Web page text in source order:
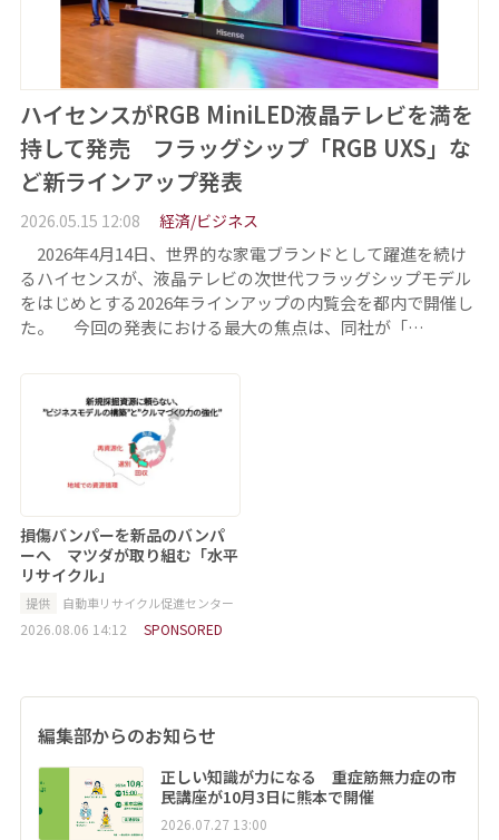
ハイセンスがRGB MiniLED液晶テレビを満を
持して発売 フラッグシップ「RGB UXS」な
ど新ラインアップ発表
2026.05.15 12:08 経済/ビジネス
2026年4月14日、世界的な家電ブランドとして躍進を続け
るハイセンスが、液晶テレビの次世代フラッグシップモデル
をはじめとする2026年ラインアップの内覧会を都内で開催し
た。 今回の発表における最大の焦点は、同社が「…
損傷バンパーを新品のバンパ
ーへ マツダが取り組む「水平
リサイクル」
提供 自動車リサイクル促進センター
2026.08.06 14:12 SPONSORED
編集部からのお知らせ
正しい知識が力になる 重症筋無力症の市
民講座が10月3日に熊本で開催
2026.07.27 13:00